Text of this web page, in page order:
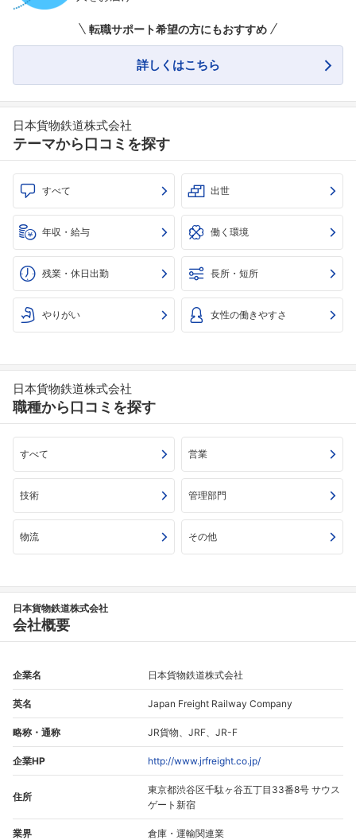
こちらの企業もフォローしませんか？
転職サポート希望の方にもおすすめ
詳しくはこちら
日本貨物鉄道株式会社
テーマから口コミを探す
すべて 出世
年収・給与 働く環境
残業・休日出勤 長所・短所
やりがい 女性の働きやすさ
日本貨物鉄道株式会社
職種から口コミを探す
すべて 営業
技術 管理部門
物流 その他
日本貨物鉄道株式会社
会社概要
企業名 日本貨物鉄道株式会社
英名 Japan Freight Railway Company
略称・通称 JR貨物、JRF、JR-F
企業HP http://www.jrfreight.co.jp/
住所
東京都渋谷区千駄ヶ谷五丁目33番8号 サウス
ゲート新宿
業界 倉庫・運輸関連業